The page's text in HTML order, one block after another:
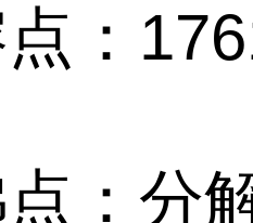
：
：分